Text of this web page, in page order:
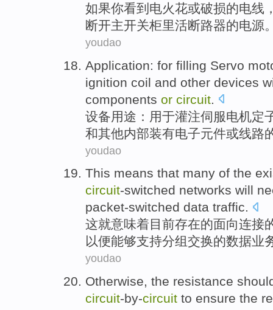
如果你看到 电火花或破损的电线
断开主开关柜里活断路器的电源
youdao
Application: for filling Servo
ignition coil and other devices
components or circuit
设备用途 ： 用于灌注伺服电机定
和其他内部装有电子元件或线路
youdao
This means that many of the
circuit-switched networks will
packet-switched data traffic.
这就意味着目前存在的面向连接
以便能够支持分组交换的数据业
youdao
Otherwise, the resistance
circuit-by-circuit to ensure the